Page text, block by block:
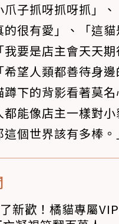
爪子抓呀抓呀抓」
很有愛」、「這
要是店主會天天
希望人類都善待身邊
下的背影看著莫名
都能像店主一樣對
個世界該有多棒。
新歡！橘貓專屬